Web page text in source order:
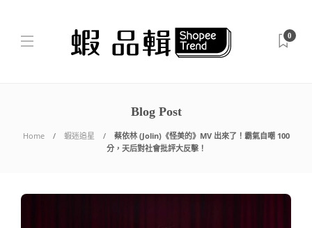
0
Blog Post
Home 蝦迷追星
蔡依林 (Jolin)《怪美的》MV 出來了！霸氣自嘲 100
分，天后對社會批評大反擊！